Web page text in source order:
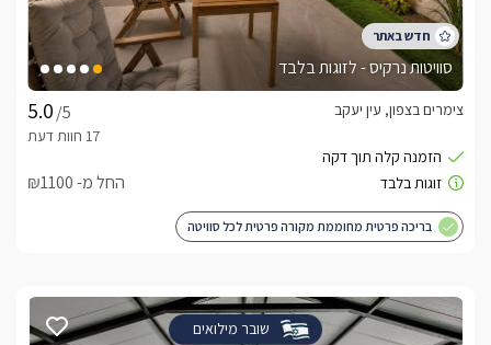
סוויטות נרקיס - לזוגות בלבד
/5
צימרים בצפון, עין יעקב
החל מ- ₪1100
בריכה פרטית מחוממת מקורה פרטית לכל סוויטה
שובר מילואים